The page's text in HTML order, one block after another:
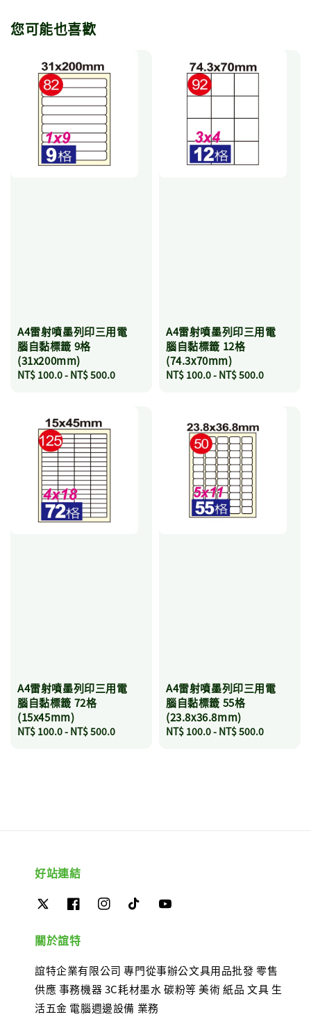
您可能也喜歡
A4雷射噴墨列印三用電
腦自黏標籤 9格
(31x200mm)
Regular
NT$ 100.0- NT$ 500.0
A4雷射噴墨列印三用電
腦自黏標籤 12格
(74.3x70mm)
Regular
NT$ 100.0- NT$ 500.0
A4雷射噴墨列印三用電
腦自黏標籤 72格
(15x45mm)
Regular
NT$ 100.0- NT$ 500.0
A4雷射噴墨列印三用電
腦自黏標籤 55格
(23.8x36.8mm)
Regular
NT$ 100.0- NT$ 500.0
好站連結
關於誼特
誼特企業有限公司 專門從事辦公文具用品批發 零售
供應 事務機器 3C耗材墨水 碳粉等 美術 紙品 文具 生
活五金 電腦週邊設備 業務